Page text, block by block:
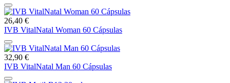
26,40 €
IVB VitalNatal Woman 60 Cápsulas
32,90 €
IVB VitalNatal Man 60 Cápsulas